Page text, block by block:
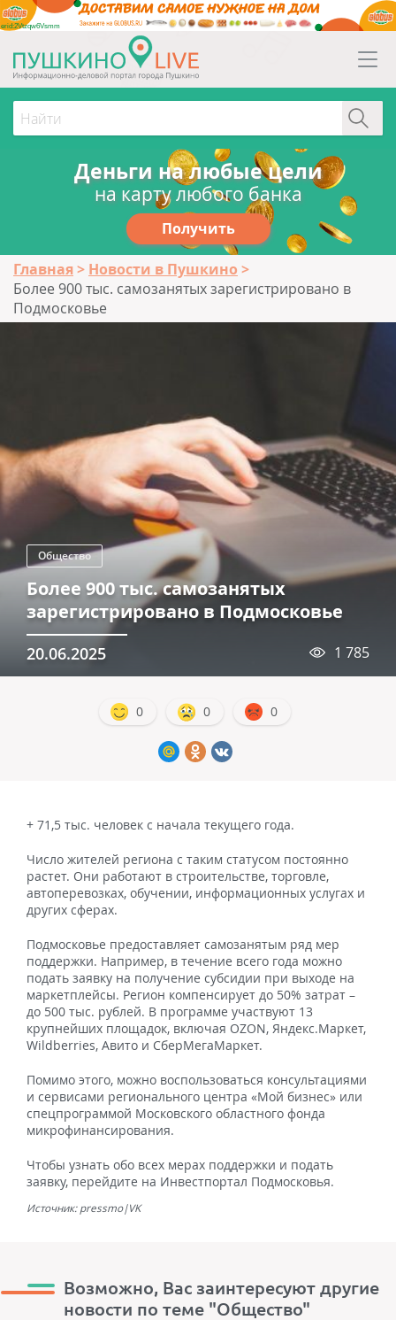
erid:2Vtzqw6Vsmm
Деньги на любые цели
на карту любого банка
Получить
Главная
Новости в Пушкино
Более 900 тыс. самозанятых зарегистрировано в
Подмосковье
Общество
Более 900 тыс. самозанятых
зарегистрировано в Подмосковье
20.06.2025 1 785
0 0 0
+ 71,5 тыс. человек с начала текущего года.
Число жителей региона с таким статусом постоянно
растет. Они работают в строительстве, торговле,
автоперевозках, обучении, информационных услугах и
других сферах.
Подмосковье предоставляет самозанятым ряд мер
поддержки. Например, в течение всего года можно
подать заявку на получение субсидии при выходе на
маркетплейсы. Регион компенсирует до 50% затрат –
до 500 тыс. рублей. В программе участвуют 13
крупнейших площадок, включая OZON, Яндекс.Маркет,
Wildberries, Авито и СберМегаМаркет.
Помимо этого, можно воспользоваться консультациями
и сервисами регионального центра «Мой бизнес» или
спецпрограммой Московского областного фонда
микрофинансирования.
Чтобы узнать обо всех мерах поддержки и подать
заявку, перейдите на Инвестпортал Подмосковья.
Источник: pressmo|VK
Возможно, Вас заинтересуют другие
новости по теме "Общество"